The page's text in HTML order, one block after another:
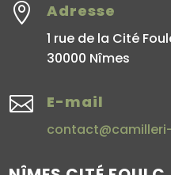
 Adresse
1 rue de la Cité
30000 Nîmes
 E-mail